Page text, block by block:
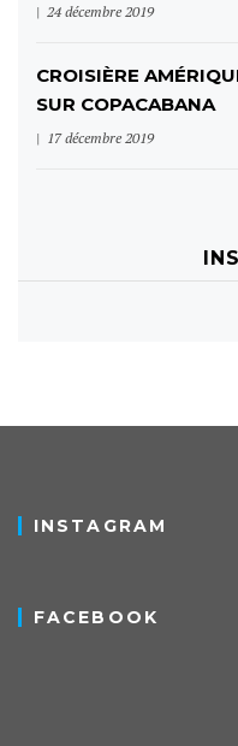
24 décembre 2019
CROISIÈRE
SUR COPACABANA
17 décembre 2019
INSTAGRAM
FACEBOOK